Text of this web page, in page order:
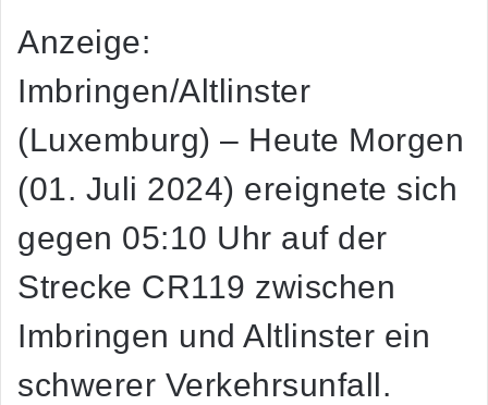
Anzeige:
Imbringen/Altlinster
(Luxemburg) – Heute Morgen
(01. Juli 2024) ereignete sich
gegen 05:10 Uhr auf der
Strecke CR119 zwischen
Imbringen und Altlinster ein
schwerer Verkehrsunfall.